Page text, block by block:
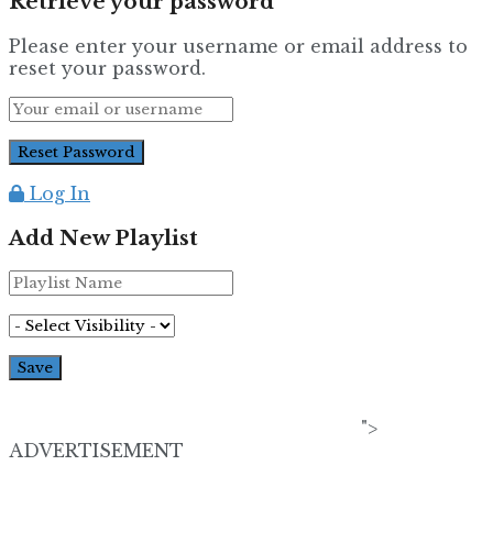
Please enter your username or email address to
reset your password.
Log In
Add New Playlist
">
ADVERTISEMENT